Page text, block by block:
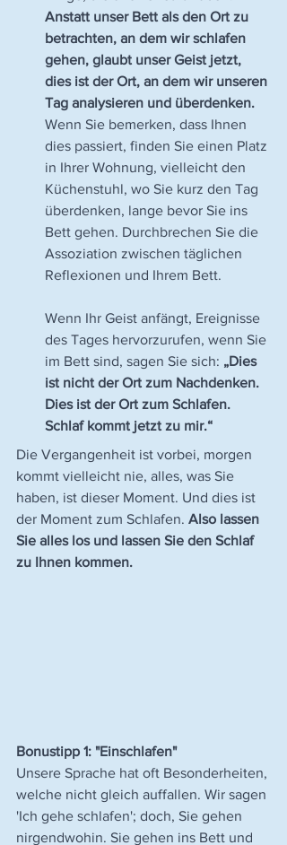
Anstatt unser Bett als den Ort zu
betrachten, an dem wir schlafen
gehen, glaubt unser Geist jetzt,
dies ist der Ort, an dem wir unseren
Tag analysieren und überdenken.
Wenn Sie bemerken, dass Ihnen
dies passiert, finden Sie einen Platz
in Ihrer Wohnung, vielleicht den
Küchenstuhl, wo Sie kurz den Tag
überdenken, lange bevor Sie ins
Bett gehen. Durchbrechen Sie die
Assoziation zwischen täglichen
Reflexionen und Ihrem Bett.
Wenn Ihr Geist anfängt, Ereignisse
des Tages hervorzurufen, wenn Sie
im Bett sind, sagen Sie sich: „Dies
ist nicht der Ort zum Nachdenken.
Dies ist der Ort zum Schlafen.
Schlaf kommt jetzt zu mir.“
Die Vergangenheit ist vorbei, morgen
kommt vielleicht nie, alles, was Sie
haben, ist dieser Moment. Und dies ist
der Moment zum Schlafen. Also lassen
Sie alles los und lassen Sie den Schlaf
zu Ihnen kommen.
Bonustipp 1: "Einschlafen"
Unsere Sprache hat oft Besonderheiten,
welche nicht gleich auffallen. Wir sagen
'Ich gehe schlafen'; doch, Sie gehen
nirgendwohin. Sie gehen ins Bett und